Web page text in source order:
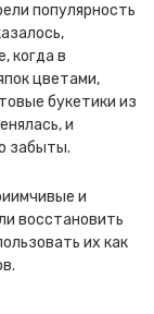
популярность
когда в
цветами,
букетики из
и
забыты.
и
восстановить
их как